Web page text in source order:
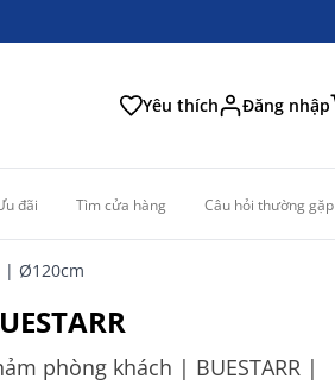
Yêu thích Đăng nhập
đãi Tìm cửa hàng Câu hỏi thường gặp
| Ø120cm
phòng khách | BUESTARR |